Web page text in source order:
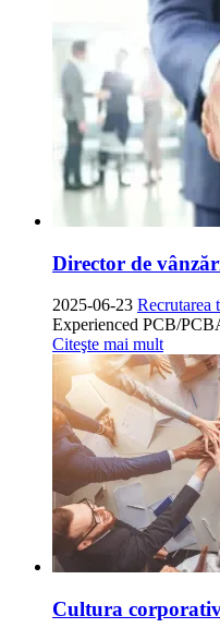
Director de
2025-06-23 Recrutarea
Experienced PCB/
Citeşte mai mult
Cultura